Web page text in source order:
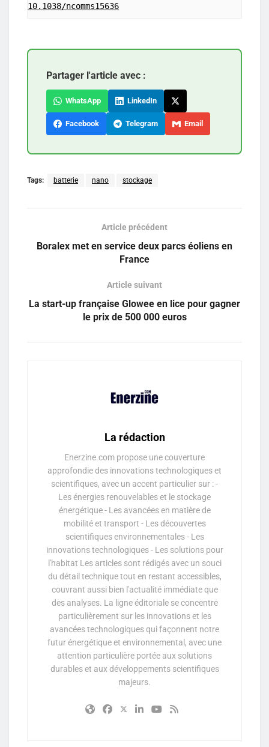
10.1038/ncomms15636
Partager l'article avec :
WhatsApp LinkedIn
Facebook Telegram Email
Tags: batterie nano stockage
Article précédent
Boralex met en service deux parcs éoliens en
France
Article suivant
La start-up française Glowee en lice pour gagner
le prix de 500 000 euros
La rédaction
Enerzine.com propose une couverture
approfondie des innovations technologiques et
scientifiques, avec un accent particulier sur : -
Les énergies renouvelables et le stockage
énergétique - Les avancées en matière de
mobilité et transport - Les découvertes
scientifiques environnementales - Les
innovations technologiques - Les solutions pour
l'habitat Les articles sont rédigés avec un souci
du détail technique tout en restant accessibles,
couvrant aussi bien l'actualité immédiate que
des analyses. La ligne éditoriale se concentre
particulièrement sur les innovations et les
avancées technologiques qui façonnent notre
futur énergétique et environnemental, avec une
attention particulière portée aux solutions
durables et aux développements scientifiques
majeurs.